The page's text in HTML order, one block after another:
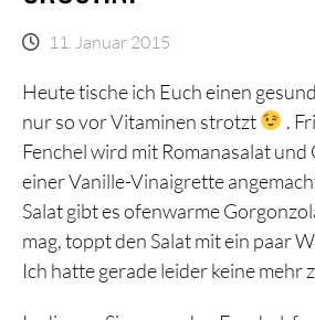
11. Januar 2015
Heute tische ich Euch einen
nur so vor Vitaminen strotzt
.
Fenchel wird mit Romanasalat
einer Vanille-Vinaigrette
Salat gibt es ofenwarme
mag, toppt den Salat mit ein paar
Ich hatte gerade leider keine mehr